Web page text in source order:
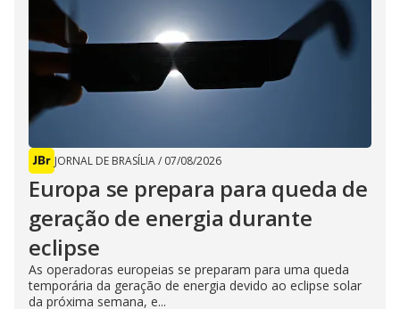
JORNAL DE BRASÍLIA/ 07/08/2026
Europa se prepara para queda de
geração de energia durante
eclipse
As operadoras europeias se preparam para uma queda
temporária da geração de energia devido ao eclipse solar
da próxima semana, e...